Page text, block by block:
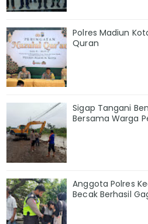
Polres Madiun
Quran
Sigap Tangani
Bersama Warga
Anggota Polres
Becak Berhasil